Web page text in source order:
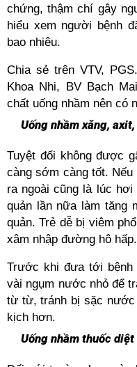
chứng, thậm chí gây
hiểu xem người bệnh
bao nhiêu.
Chia sẻ trên VTV,
Khoa Nhi, BV Bạch
chất uống nhầm nên có
Uống nhầm xăng,
Tuyệt đối không được
càng sớm càng tốt.
ra ngoài cũng là lúc
quản lần nữa làm tăng
quản. Trẻ dễ bị viêm
xâm nhập đường hô hấp.
Trước khi đưa tới bệnh
vài ngụm nước nhỏ để
từ từ, tránh bị sặc nước
kịch hơn.
Uống nhầm thuốc diệt